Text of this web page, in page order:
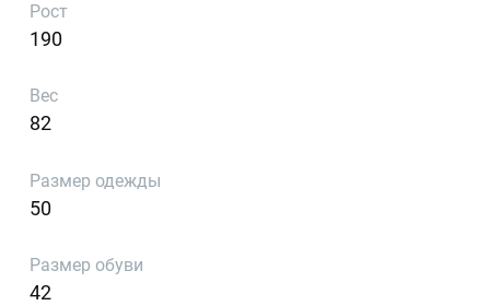
Рост
190
Вес
82
Размер одежды
50
Размер обуви
42